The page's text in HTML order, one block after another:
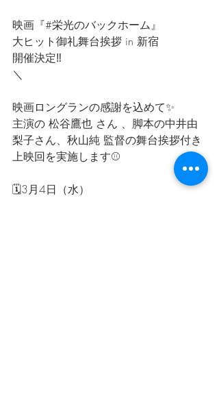
映画『#栄光のバックホーム』
大ヒット御礼舞台挨拶 in 新宿
開催決定‼️
＼
映画ロングランの感謝を込めて✨
主演の 松谷鷹也 さん 、脚本の中井由
梨子さん、秋山純 監督の舞台挨拶付き
上映回を実施します⚾️
🗓️3月4日（水）